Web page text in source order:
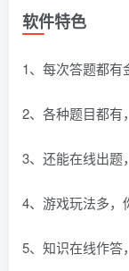
软件特色
1、每次答题都有
2、各种题目都有
3、还能在线出题
4、游戏玩法多，
5、知识在线作答